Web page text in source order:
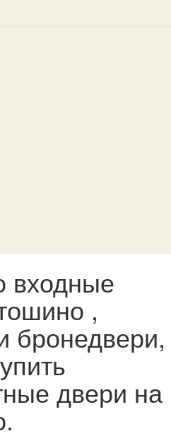
входные
,
бронедвери,
двери на